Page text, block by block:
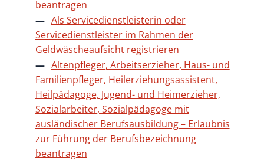
beantragen
Als Servicedienstleisterin oder
Servicedienstleister im Rahmen der
Geldwäscheaufsicht registrieren
Altenpfleger, Arbeitserzieher, Haus- und
Familienpfleger, Heilerziehungsassistent,
Heilpädagoge, Jugend- und Heimerzieher,
Sozialarbeiter, Sozialpädagoge mit
ausländischer Berufsausbildung – Erlaubnis
zur Führung der Berufsbezeichnung
beantragen